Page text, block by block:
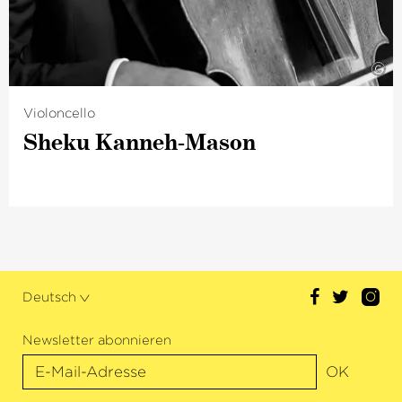
©
Violoncello
Sheku Kanneh-Mason
Deutsch
Newsletter abonnieren
OK